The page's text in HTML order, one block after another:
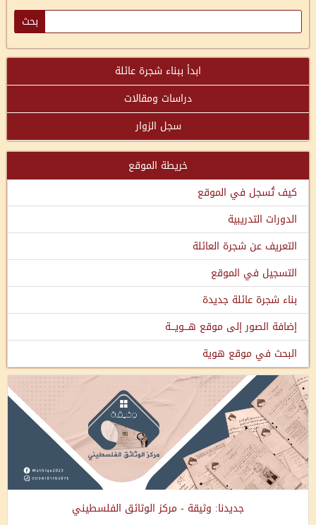
ابدأ ببناء شجرة عائلة
دراسات ومقالات
سجل الزوار
خريطة الموقع
كيف تُسجل في الموقع
الدورات التدريبية
التعريف عن شجرة العائلة
التسجيل في الموقع
بناء شجرة عائلة جديدة
إضافة الصور إلى موقع هـــويـــة
البحث في موقع هوية
جديدنا: وثيقة - مركز الوثائق الفلسطيني